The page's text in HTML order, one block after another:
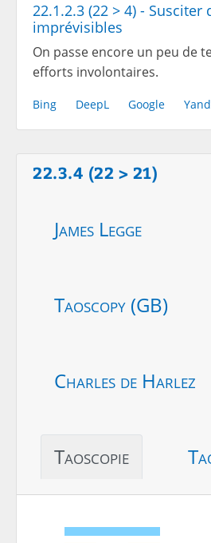
22.1.2.3 (22 > 4) - Susciter
imprévisibles
On passe encore un peu de
efforts involontaires.
Bing DeepL Google
22.3.4 (22 > 21)
James Legge
Taoscopy (GB)
Charles de Harlez
Taoscopie